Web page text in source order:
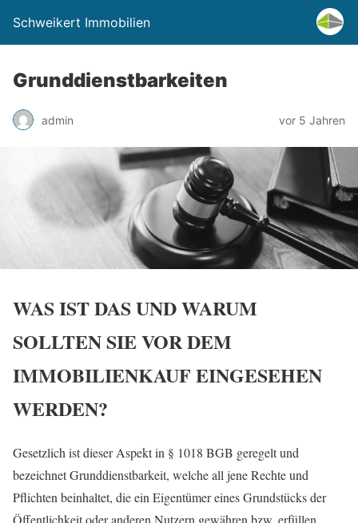
Schweikert Immobilien
Grunddienstbarkeiten
admin vor 5 Jahren
WAS IST DAS UND WARUM
SOLLTEN SIE VOR DEM
IMMOBILIENKAUF EINGESEHEN
WERDEN?
Gesetzlich ist dieser Aspekt in § 1018 BGB geregelt und
bezeichnet Grunddienstbarkeit, welche all jene Rechte und
Pflichten beinhaltet, die ein Eigentümer eines Grundstücks der
Öffentlichkeit oder anderen Nutzern gewähren bzw. erfüllen